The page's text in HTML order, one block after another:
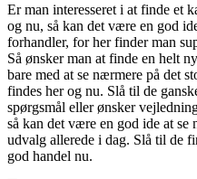
Er man interesseret i at finde et
og nu, så kan det være en god
forhandler, for her finder man
Så ønsker man at finde en helt
bare med at se nærmere på det
findes her og nu. Slå til de
spørgsmål eller ønsker
så kan det være en god ide at se
udvalg allerede i dag. Slå til de
god handel nu.